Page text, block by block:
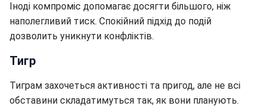
Іноді компроміс допомагає досягти більшого, ніж
наполегливий тиск. Спокійний підхід до подій
дозволить уникнути конфліктів.
Тигр
Тиграм захочеться активності та пригод, але не всі
обставини складатимуться так, як вони планують.